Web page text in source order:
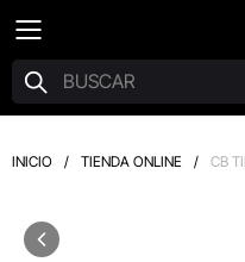
INICIO / TIENDA ONLINE / CB